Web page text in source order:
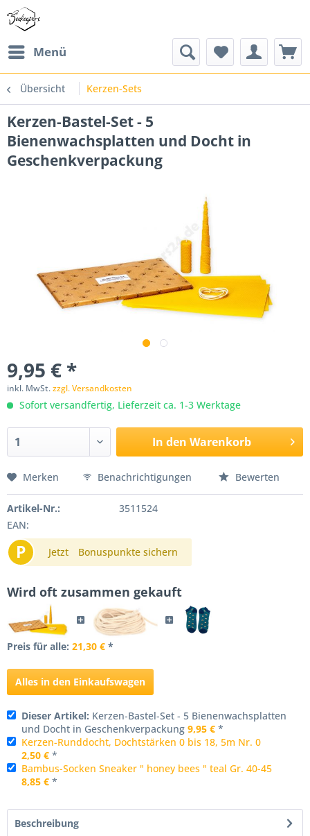
Menü
Übersicht Kerzen-Sets
Kerzen-Bastel-Set - 5
Bienenwachsplatten und Docht in
Geschenkverpackung
9,95 € *
inkl. MwSt.zzgl. Versandkosten
Sofort versandfertig, Lieferzeit ca. 1-3 Werktage
In den Warenkorb
Merken Benachrichtigungen Bewerten
Artikel-Nr.:
3511524
EAN:
P Jetzt Bonuspunkte sichern
Wird oft zusammen gekauft
Preis für alle: 21,30 € *
Alles in den Einkaufswagen
Dieser Artikel: Kerzen-Bastel-Set - 5 Bienenwachsplatten
und Docht in Geschenkverpackung 9,95 € *
Kerzen-Runddocht, Dochtstärken 0 bis 18, 5m Nr. 0
2,50 € *
Bambus-Socken Sneaker " honey bees " teal Gr. 40-45
8,85 € *
Beschreibung